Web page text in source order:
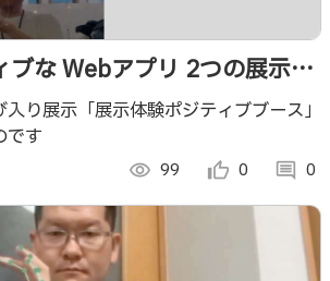
ブな Webアプリ 2つの展示
空間を歪ませる波紋）【NT函
り展示「展示体験ポジティブブース」
です
visibility 99 thumb_up_alt 0 comment 0